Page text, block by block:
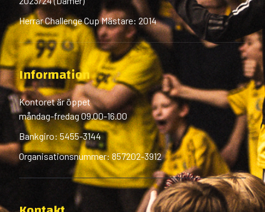
Herrar Challenge Cup Mästare: 2014
Information
Kontoret är öppet
måndag-fredag 09.00-16.00
Bankgiro: 5455-3144
Organisationsnummer: 857202-3912